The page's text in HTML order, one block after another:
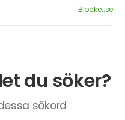
Blocket.se
du söker?
sökord